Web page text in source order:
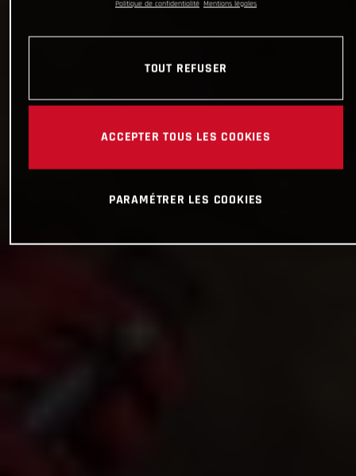
Politique de confidentialité Mentions légales
TOUT REFUSER
ACCEPTER TOUS LES COOKIES
PARAMÉTRER LES COOKIES